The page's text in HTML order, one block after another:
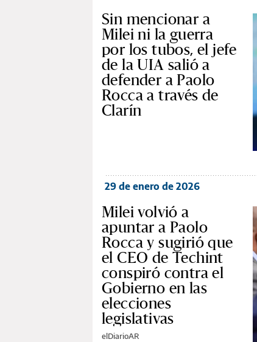
Sin mencionar a
Milei ni la guerra
por los tubos, el jefe
de la UIA salió a
defender a Paolo
Rocca a través de
Clarín
29 de enero de 2026
Milei volvió a
apuntar a Paolo
Rocca y sugirió que
el CEO de Techint
conspiró contra el
Gobierno en las
elecciones
legislativas
elDiarioAR